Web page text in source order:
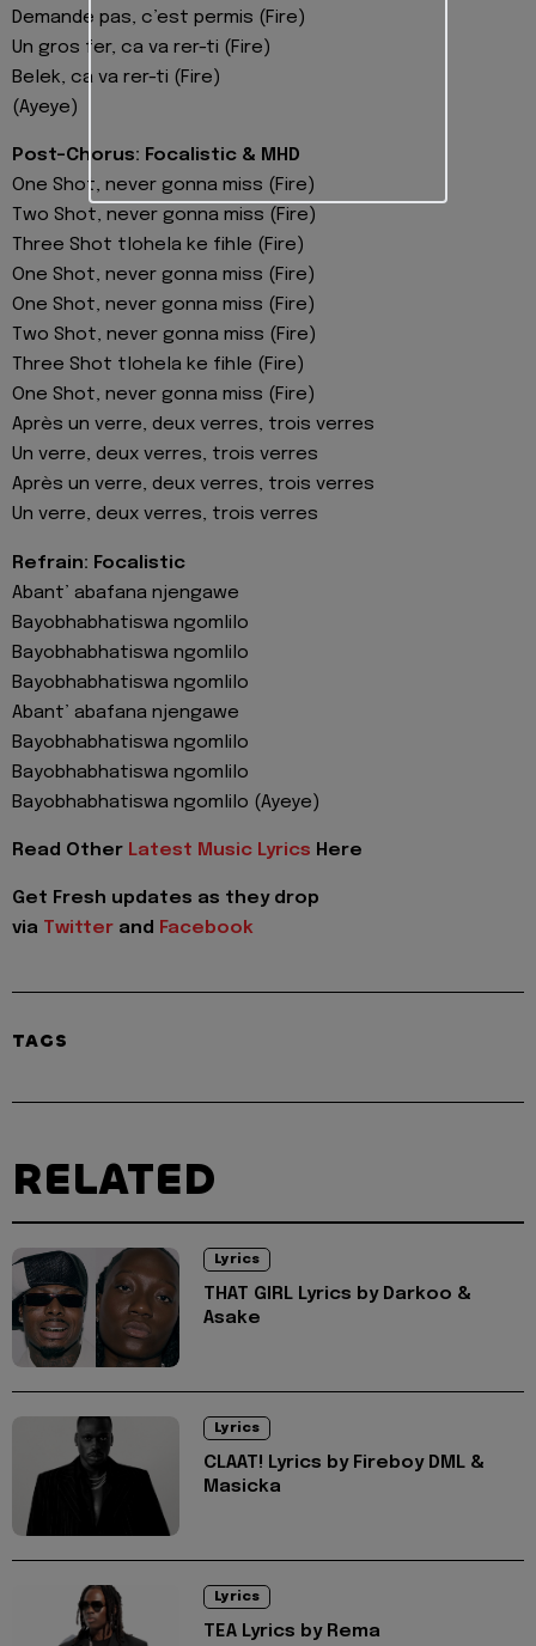
Demande pas, c’est permis (Fire)
Un gros fer, ca va rer-ti (Fire)
Belek, ca va rer-ti (Fire)
(Ayeye)
Post-Chorus: Focalistic & MHD
One Shot, never gonna miss (Fire)
Two Shot, never gonna miss (Fire)
Three Shot tlohela ke fihle (Fire)
One Shot, never gonna miss (Fire)
One Shot, never gonna miss (Fire)
Two Shot, never gonna miss (Fire)
Three Shot tlohela ke fihle (Fire)
One Shot, never gonna miss (Fire)
Après un verre, deux verres, trois verres
Un verre, deux verres, trois verres
Après un verre, deux verres, trois verres
Un verre, deux verres, trois verres
Refrain: Focalistic
Abant’ abafana njengawe
Bayobhabhatiswa ngomlilo
Bayobhabhatiswa ngomlilo
Bayobhabhatiswa ngomlilo
Abant’ abafana njengawe
Bayobhabhatiswa ngomlilo
Bayobhabhatiswa ngomlilo
Bayobhabhatiswa ngomlilo (Ayeye)
Read Other Latest Music Lyrics Here
Get Fresh updates as they drop
via Twitter and Facebook
TAGS
RELATED
Lyrics
THAT GIRL Lyrics by Darkoo &
Asake
Lyrics
CLAAT! Lyrics by Fireboy DML &
Masicka
Lyrics
TEA Lyrics by Rema